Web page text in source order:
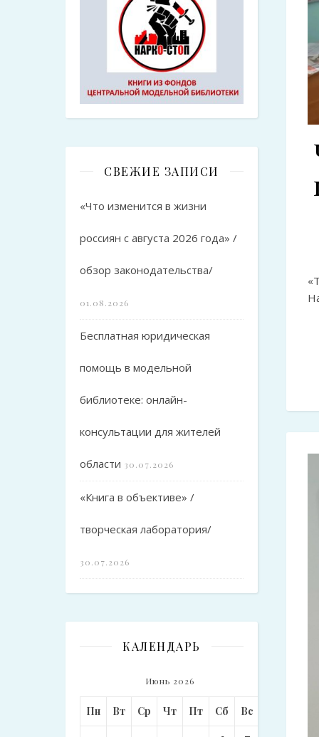
СВЕЖИЕ ЗАПИСИ
«Что изменится в жизни
россиян с августа 2026 года» /
обзор законодательства/
01.08.2026
Бесплатная юридическая
помощь в модельной
библиотеке: онлайн-
консультации для жителей
области 30.07.2026
«Книга в объективе» /
творческая лаборатория/
30.07.2026
КАЛЕНДАРЬ
Июнь 2026
Пн Вт Ср Чт Пт Сб Вс